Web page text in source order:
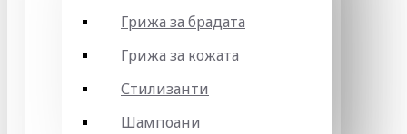
Грижа за брадата
Грижа за кожата
Стилизанти
Шампоани